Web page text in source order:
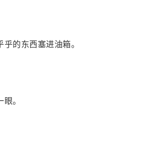
的东西塞进油箱。
。